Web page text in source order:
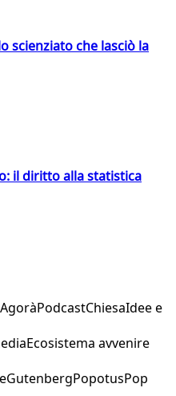
scienziato che lasciò la
il diritto alla statistica
AgoràPodcastChiesaIdee e
Ecosistema avvenire
GutenbergPopotusPop